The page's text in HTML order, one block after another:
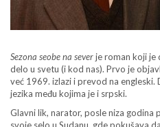
Sezona seobe na severje roman koji je
delo u svetu (i kod nas). Prvo je
već 1969. izlazi i prevod na
jezika među kojima je i srpski.
Glavni lik, narator, posle niza godina